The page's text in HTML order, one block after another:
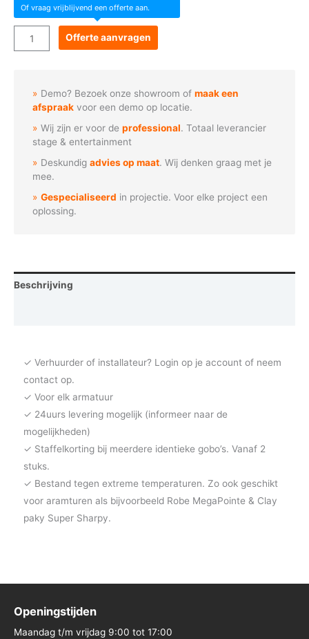
Of vraag vrijblijvend een offerte aan.
Goboservice
-
gezicht
Offerte aanvragen
Demo? Bezoek onze showroom ofmaak een
afspraak voor een demo op locatie.
Wij zijn er voor deprofessional. Totaal leverancier
stage & entertainment
Deskundigadvies op maat. Wij denken graag met je
mee.
Gespecialiseerd in projectie. Voor elke project een
oplossing.
Beschrijving
✓ Verhuurder of installateur? Login op je account of neem
contact op.
✓ Voor elk armatuur
✓ 24uurs levering mogelijk (informeer naar de
mogelijkheden)
✓ Staffelkorting bij meerdere identieke gobo’s. Vanaf 2
stuks.
✓ Bestand tegen extreme temperaturen. Zo ook geschikt
voor aramturen als bijvoorbeeld Robe MegaPointe & Clay
paky Super Sharpy.
Openingstijden
Maandag t/m vrijdag 9:00 tot 17:00